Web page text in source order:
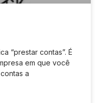
“prestar contas”. É
em que você
a